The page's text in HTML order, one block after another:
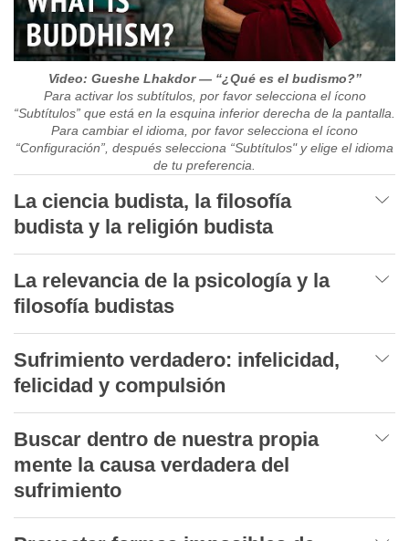
Video: Gueshe Lhakdor — “¿Qué es el budismo?”
Para activar los subtítulos, por favor selecciona el ícono
“Subtítulos” que está en la esquina inferior derecha de la pantalla.
Para cambiar el idioma, por favor selecciona el ícono
“Configuración”, después selecciona “Subtítulos" y elige el idioma
de tu preferencia.
La ciencia budista, la filosofía
budista y la religión budista
La relevancia de la psicología y la
filosofía budistas
Sufrimiento verdadero: infelicidad,
felicidad y compulsión
Buscar dentro de nuestra propia
mente la causa verdadera del
sufrimiento